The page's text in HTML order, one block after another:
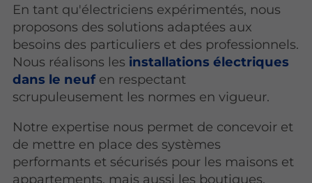
En tant qu'électriciens expérimentés, nous
proposons des solutions adaptées aux
besoins des particuliers et des professionnels.
Nous réalisons les installations électriques
dans le neufen respectant
scrupuleusement les normes en vigueur.
Notre expertise nous permet de concevoir et
de mettre en place des systèmes
performants et sécurisés pour les maisons et
appartements, mais aussi les boutiques,